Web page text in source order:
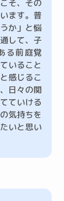
そ、その
ます。普
か」と悩
して、子
る前庭覚
いること
感じるこ
日々の関
ていける
気持ちを
いと思い